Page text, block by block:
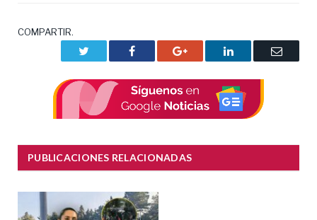
COMPARTIR.
Facebook Google+ LinkedIn
Correo
PUBLICACIONES RELACIONADAS